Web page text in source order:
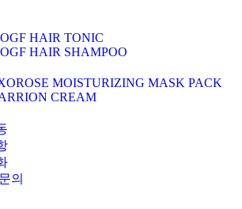
HAIR TONIC
HAIR SHAMPOO
MOISTURIZING MASK PACK
CREAM
의